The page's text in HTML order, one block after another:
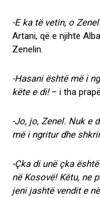
-E ka të vetin, o
Artani, që e njihte
Zenelin.
-Hasani është më i
këte e di!– i tha
-Jo, jo, Zenel. Nuk e
më i ngritur dhe
-Çka di unë çka
në Kosovë! Këtu, ne
jeni jashtë vendit e